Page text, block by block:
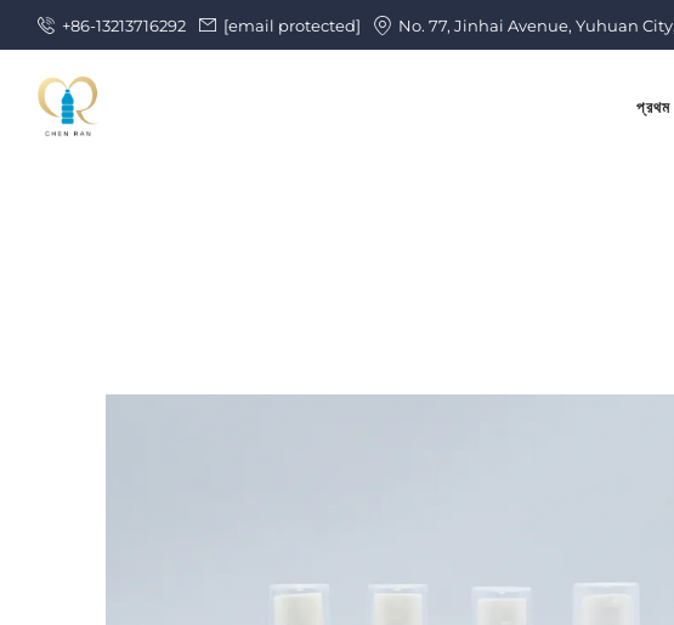
+86-13213716292 [email protected] No. 77, Jinhai Avenue, Yuhuan
প্রথম